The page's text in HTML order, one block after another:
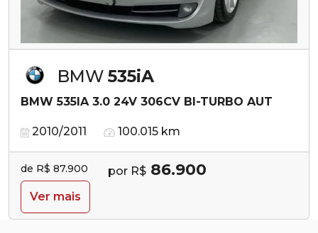
BMW 535iA
BMW 535IA 3.0 24V 306CV BI-TURBO AUT
2010/2011 100.015 km
de R$ 87.900 por R$ 86.900
Ver mais